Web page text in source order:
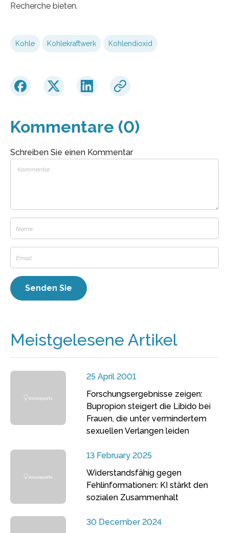
Recherche bieten.
Kohle Kohlekraftwerk Kohlendioxid
Kommentare (0)
Schreiben Sie einen Kommentar
Meistgelesene Artikel
25 April 2001
Forschungsergebnisse zeigen:
Bupropion steigert die Libido bei
Frauen, die unter vermindertem
sexuellen Verlangen leiden
13 February 2025
Widerstandsfähig gegen
Fehlinformationen: KI stärkt den
sozialen Zusammenhalt
30 December 2024